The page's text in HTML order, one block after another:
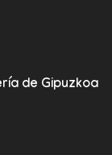
de Gipuzkoa